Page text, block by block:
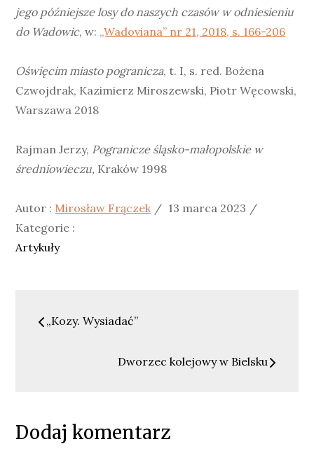
jego późniejsze losy do naszych czasów w odniesieniu
do Wadowic, w: „Wadoviana” nr 21, 2018, s. 166-206
Oświęcim miasto pogranicza, t. I, s. red. Bożena
Czwojdrak, Kazimierz Miroszewski, Piotr Węcowski,
Warszawa 2018
Rajman Jerzy, Pogranicze śląsko-małopolskie w
średniowieczu, Kraków 1998
Autor : Mirosław Frączek
Posted
13 marca 2023
Kategorie :
Artykuły
Nawigacja
„Kozy. Wysiadać”
Dworzec kolejowy w Bielsku
Dodaj komentarz